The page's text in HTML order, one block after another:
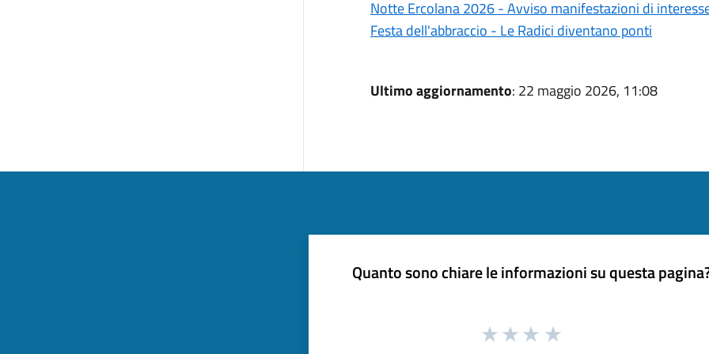
Notte Ercolana 2026 - Avviso manifestazioni di
Festa dell'abbraccio - Le Radici diventano ponti
Ultimo aggiornamento: 22 maggio 2026, 11:08
Quanto sono chiare le informazioni su questa